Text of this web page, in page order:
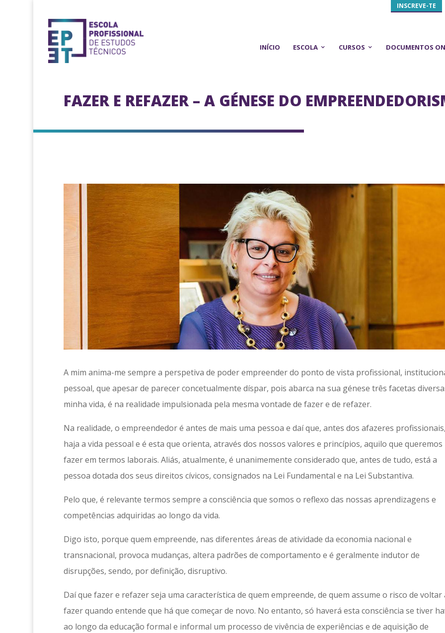
INSCREVE-TE
INÍCIO ESCOLA CURSOS DOCUMENTOS
FAZER E REFAZER – A GÉNESE DO
A mim anima-me sempre a perspetiva de poder empreender do ponto de vista profissional,
pessoal, que apesar de parecer concetualmente díspar, pois abarca na sua génese três facetas
minha vida, é na realidade impulsionada pela mesma vontade de fazer e de refazer.
Na realidade, o empreendedor é antes de mais uma pessoa e daí que, antes dos afazeres
haja a vida pessoal e é esta que orienta, através dos nossos valores e princípios, aquilo que queremos
fazer em termos laborais. Aliás, atualmente, é unanimemente considerado que, antes de tudo, está a
pessoa dotada dos seus direitos cívicos, consignados na Lei Fundamental e na Lei Substantiva.
Pelo que, é relevante termos sempre a consciência que somos o reflexo das nossas aprendizagens e
competências adquiridas ao longo da vida.
Digo isto, porque quem empreende, nas diferentes áreas de atividade da economia nacional e
transnacional, provoca mudanças, altera padrões de comportamento e é geralmente indutor de
disrupções, sendo, por definição, disruptivo.
Daí que fazer e refazer seja uma característica de quem empreende, de quem assume o risco de voltar
fazer quando entende que há que começar de novo. No entanto, só haverá esta consciência se tiver
ao longo da educação formal e informal um processo de vivência de experiências e de aquisição de